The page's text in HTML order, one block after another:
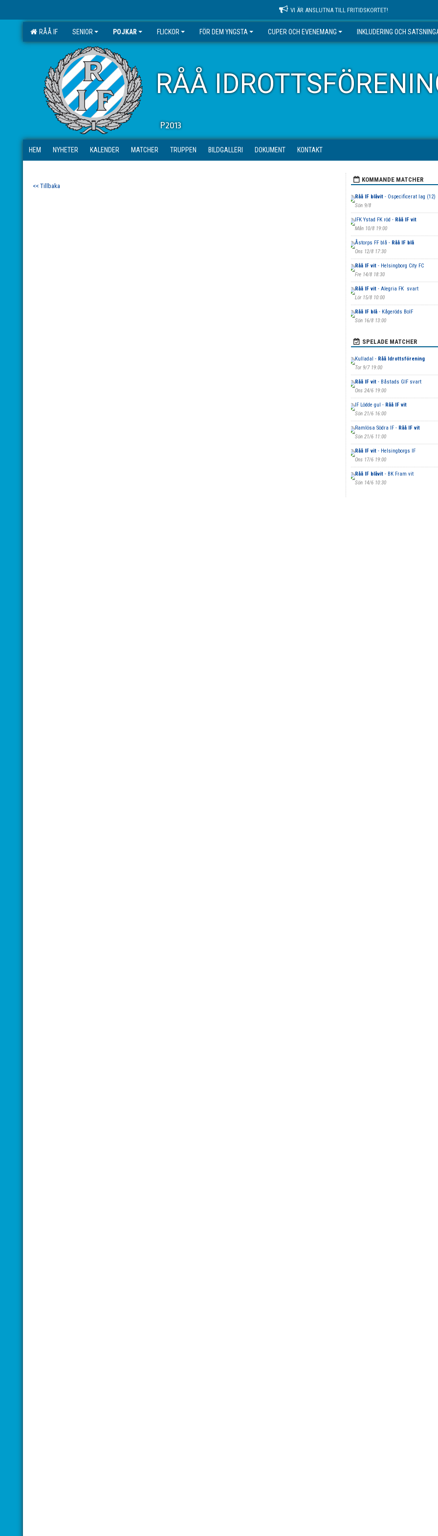
VI ÄR ANSLUTNA TILL FRITIDSKORTET!
RÅÅ IF SENIOR POJKAR FLICKOR FÖR DEM YNGSTA CUPER OCH EVENEMANG INKLUDERING OCH
RÅÅ
P2013
HEM NYHETER KALENDER MATCHER TRUPPEN BILDGALLERI DOKUMENT KONTAKT
<< Tillbaka
KOMMANDE MATCHER
Råå IF blåvit- Ospecificerat lag (12)
Sön 9/8
IFK Ystad FK röd - Råå IF vit
Mån 10/8 19:00
Åstorps FF blå - Råå IF blå
Ons 12/8 17:30
Råå IF vit- Helsingborg City FC
Fre 14/8 18:30
Råå IF vit- Alegria FK svart
Lör 15/8 10:00
Råå IF blå- Kågeröds BoIF
Sön 16/8 13:00
SPELADE MATCHER
Kulladal - Råå Idrottsförening
Tor 9/7 19:00
Råå IF vit- Båstads GIF svart
Ons 24/6 19:00
IF Lödde gul - Råå IF vit
Sön 21/6 16:00
Ramlösa Södra IF - Råå IF vit
Sön 21/6 11:00
Råå IF vit- Helsingborgs IF
Ons 17/6 19:00
Råå IF blåvit- BK Fram vit
Sön 14/6 10:30